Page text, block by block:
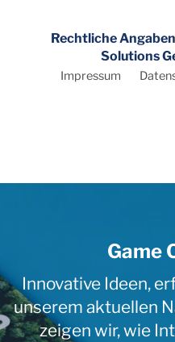
Rechtliche
Solutions
Impressum
Game
Innovative Ideen,
unserem aktuellen
zeigen wir, wie